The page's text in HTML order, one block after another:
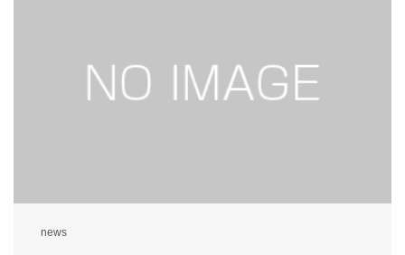
news